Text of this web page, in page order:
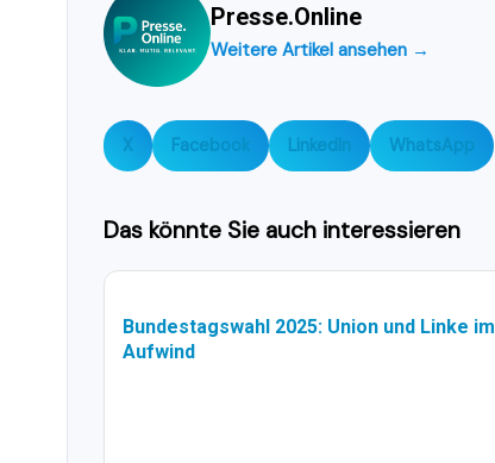
Presse.Online
Weitere Artikel ansehen →
X Facebook LinkedIn WhatsApp
Das könnte Sie auch interessieren
Bundestagswahl 2025: Union und Linke im
Aufwind